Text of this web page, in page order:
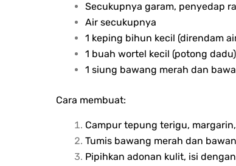
Secukupnya garam, penyedap
Air secukupnya
1 keping bihun kecil (direndam
1 buah wortel kecil (potong dadu)
1 siung bawang merah dan
Cara membuat:
Campur tepung terigu,
Tumis bawang merah dan
Pipihkan adonan kulit, isi